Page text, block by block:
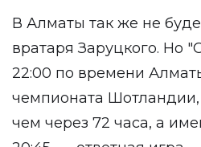
В Алматы так же не
вратаря Заруцкого. Но
22:00 по времени
чемпионата
чем через 72 часа, а